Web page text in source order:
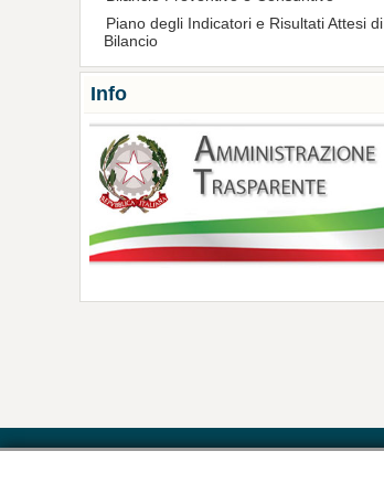
Piano degli Indicatori e Risultati Attesi di
Bilancio
Info